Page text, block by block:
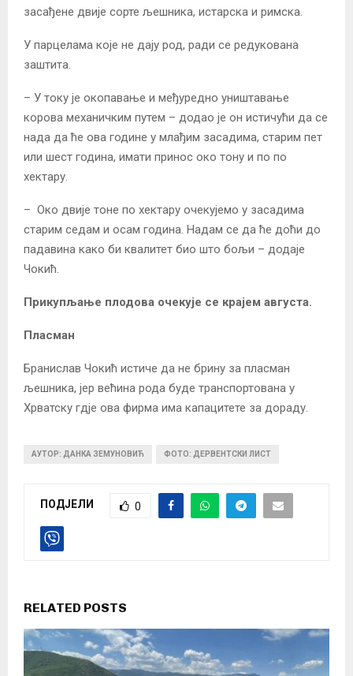
засађене двије сорте љешника, истарска и римска.
У парцелама које не дају род, ради се редукована
заштита.
– У току је окопавање и међуредно уништавање
корова механичким путем – додао је он истичући да се
нада да ће ова године у млађим засадима, старим пет
или шест година, имати принос око тону и по по
хектару.
– Око двије тоне по хектару очекујемо у засадима
старим седам и осам година. Надам се да ће доћи до
падавина како би квалитет био што бољи – додаје
Чокић.
Прикупљање плодова очекује се крајем августа.
Пласман
Бранислав Чокић истиче да не брину за пласман
љешника, јер већина рода буде транспортована у
Хрватску гдје ова фирма има капацитете за дораду.
АУТОР: ДАНКА ЗЕМУНОВИЋ ФОТО: ДЕРВЕНТСКИ ЛИСТ
ПОДЈЕЛИ 0
RELATED POSTS